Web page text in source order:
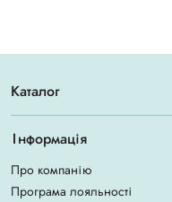
Каталог
Інформація
Про компанію
Програма лояльності